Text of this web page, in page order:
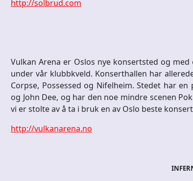
http://solbrud.com
Vulkan Arena er Oslos nye konsertsted og
under vår klubbkveld. Konserthallen har
Corpse, Possessed og Nifelheim. Stedet har
og John Dee, og har den noe mindre scenen
vi er stolte av å ta i bruk en av Oslo beste
http://vulkanarena.no